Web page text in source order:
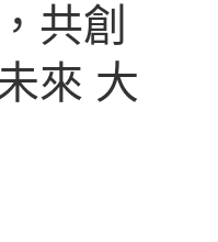
共創
來 大